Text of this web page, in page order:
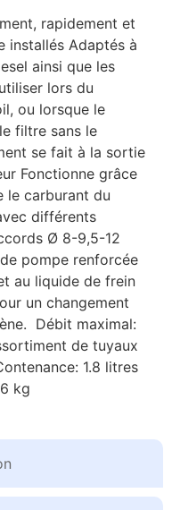
rapidement et
installés Adaptés à
ainsi que les
lors du
ou lorsque le
filtre sans le
se fait à la sortie
Fonctionne grâce
le carburant du
différents
Ø 8-9,5-12
pompe renforcée
au liquide de frein
un changement
Débit maximal:
de tuyaux
1.8 litres
kg